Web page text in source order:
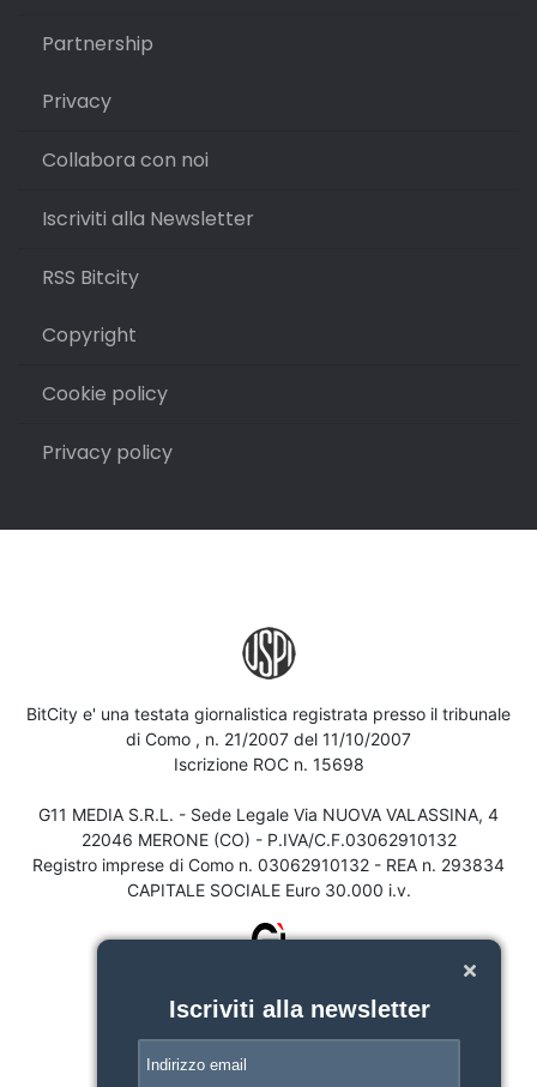
Partnership
Privacy
Collabora con noi
Iscriviti alla Newsletter
RSS Bitcity
Copyright
Cookie policy
Privacy policy
BitCity e' una testata giornalistica registrata presso il tribunale
di Como , n. 21/2007 del 11/10/2007
Iscrizione ROC n. 15698
G11 MEDIA S.R.L. - Sede Legale Via NUOVA VALASSINA, 4
22046 MERONE (CO) - P.IVA/C.F.03062910132
Registro imprese di Como n. 03062910132 - REA n. 293834
CAPITALE SOCIALE Euro 30.000 i.v.
Iscriviti alla newsletter